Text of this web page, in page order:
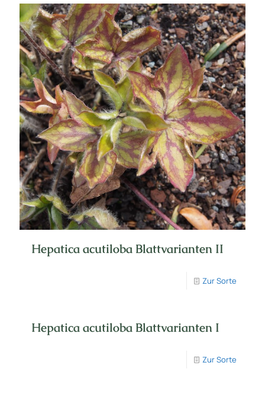
Hepatica acutiloba Blattvarianten II
Zur Sorte
Hepatica acutiloba Blattvarianten I
Zur Sorte